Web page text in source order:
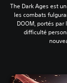
The Dark Ages est
les combats
DOOM, portés
difficulté